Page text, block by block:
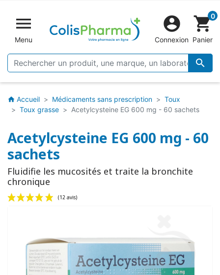

Menu


Connexion
shopping_cart0
Panier
home Accueil Médicaments sans prescription
Toux
Toux grasse
Acetylcysteine EG 600 mg - 60 sachets
Acetylcysteine EG 600 mg - 60
sachets
Fluidifie les mucosités et traite la bronchite
chronique